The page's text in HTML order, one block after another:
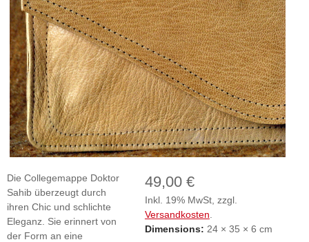
Die Collegemappe Doktor
Sahib überzeugt durch
ihren Chic und schlichte
Eleganz. Sie erinnert von
der Form an eine
49,00 €
Inkl. 19% MwSt, zzgl.
Versandkosten
Dimensions: 24 × 35 × 6 cm